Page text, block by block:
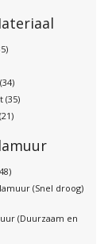
(34)
(35)
(21)
(Snel droog)
(Duurzaam en